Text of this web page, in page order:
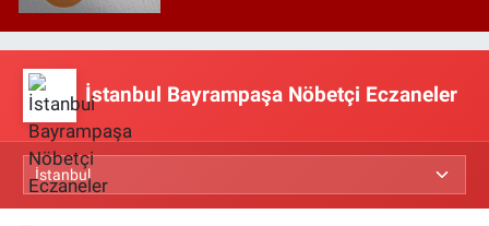
İstanbul Bayrampaşa Nöbetçi Eczaneler